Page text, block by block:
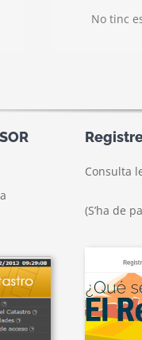
No tinc
Et farem
Consulta
(S’ha de